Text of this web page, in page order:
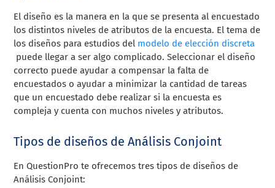
El diseño es la manera en la que se presenta al encuestado
los distintos niveles de atributos de la encuesta. El tema de
los diseños para estudios del modelo de elección discreta
puede llegar a ser algo complicado. Seleccionar el diseño
correcto puede ayudar a compensar la falta de
encuestados o ayudar a minimizar la cantidad de tareas
que un encuestado debe realizar si la encuesta es
compleja y cuenta con muchos niveles y atributos.
Tipos de diseños de Análisis Conjoint
En QuestionPro te ofrecemos tres tipos de diseños de
Análisis Conjoint: